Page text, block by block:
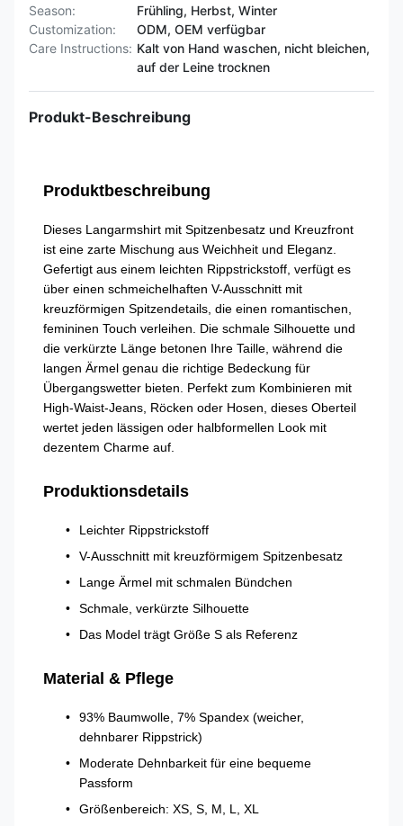
Season:
Frühling, Herbst, Winter
Customization:
ODM, OEM verfügbar
Care Instructions: Kalt von Hand waschen, nicht bleichen,
auf der Leine trocknen
Produkt-Beschreibung
Produktbeschreibung
Dieses Langarmshirt mit Spitzenbesatz und Kreuzfront
ist eine zarte Mischung aus Weichheit und Eleganz.
Gefertigt aus einem leichten Rippstrickstoff, verfügt es
über einen schmeichelhaften V-Ausschnitt mit
kreuzförmigen Spitzendetails, die einen romantischen,
femininen Touch verleihen. Die schmale Silhouette und
die verkürzte Länge betonen Ihre Taille, während die
langen Ärmel genau die richtige Bedeckung für
Übergangswetter bieten. Perfekt zum Kombinieren mit
High-Waist-Jeans, Röcken oder Hosen, dieses Oberteil
wertet jeden lässigen oder halbformellen Look mit
dezentem Charme auf.
Produktionsdetails
Leichter Rippstrickstoff
V-Ausschnitt mit kreuzförmigem Spitzenbesatz
Lange Ärmel mit schmalen Bündchen
Schmale, verkürzte Silhouette
Das Model trägt Größe S als Referenz
Material & Pflege
93% Baumwolle, 7% Spandex (weicher,
dehnbarer Rippstrick)
Moderate Dehnbarkeit für eine bequeme
Passform
Größenbereich: XS, S, M, L, XL